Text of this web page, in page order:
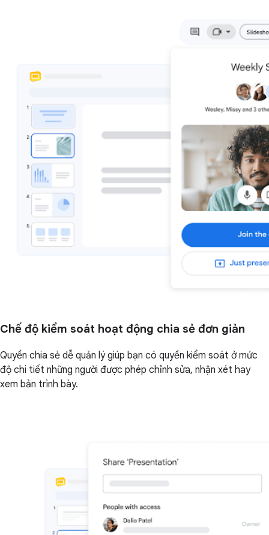
Chế độ kiểm soát hoạt động chia sẻ đơn giản
Quyền chia sẻ dễ quản lý giúp bạn có quyền kiểm soát ở mức
độ chi tiết những người được phép chỉnh sửa, nhận xét hay
xem bản trình bày.